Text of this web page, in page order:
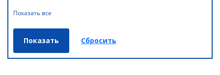
Показать все